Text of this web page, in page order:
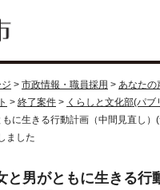
> 市政情報・職員採用 > あなたの
> 終了案件 > くらしと文化部(パ
もに生きる行動計画（中間見直し
ました
と男がともに生きる行